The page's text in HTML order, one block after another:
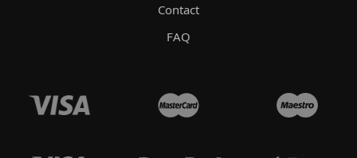
Contact
FAQ